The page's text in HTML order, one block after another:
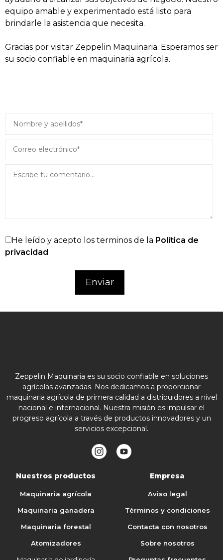
equipo amable y experimentado está listo para
brindarle la asistencia que necesita.
Gracias por visitar Zeppelin Maquinaria. Esperamos ser
su socio confiable en maquinaria agrícola.
He leído y acepto los terminos de la Política de
privacidad
Zeppelin Maquinaria es su socio confiable en soluciones
agrícolas avanzadas. Nos dedicamos a proporcionar
maquinaria agrícola de primera calidad a distribuidores a nivel
nacional e internacional. Nuestra misión es impulsar el
progreso agrícola a través de productos innovadores y un
servicios excepcional.
Nuestros productos
Maquinaria agrícola
Maquinaria ganadera
Maquinaria forestal
Atomizadores
Empresa
Aviso legal
Términos y condiciones
Contacta con nosotros
Sobre nosotros